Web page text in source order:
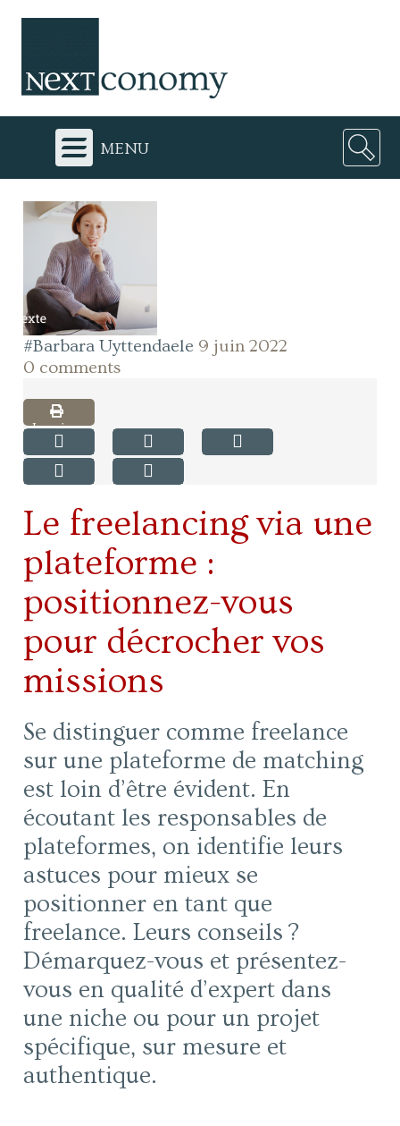
menu
#Barbara Uyttendaele 9 juin 2022
0 comments
Imprimer
Le freelancing via une
plateforme :
positionnez-vous
pour décrocher vos
missions
Se distinguer comme freelance
sur une plateforme de matching
est loin d’être évident. En
écoutant les responsables de
plateformes, on identifie leurs
astuces pour mieux se
positionner en tant que
freelance. Leurs conseils ?
Démarquez-vous et présentez-
vous en qualité d’expert dans
une niche ou pour un projet
spécifique, sur mesure et
authentique.